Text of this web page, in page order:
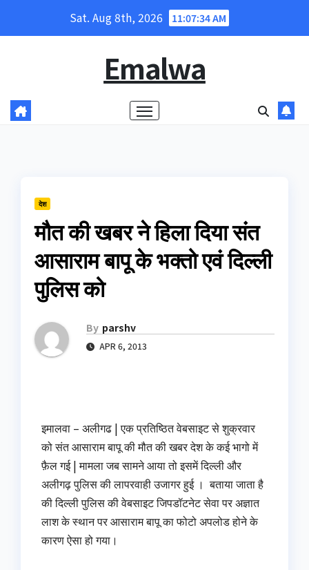
Sat. Aug 8th, 2026 11:07:34 AM
Emalwa
देश
मौत की खबर ने हिला दिया संत
आसाराम बापू के भक्तो एवं दिल्ली
पुलिस को
By parshv
APR 6, 2013
इमालवा – अलीगढ | एक प्रतिष्ठित वेबसाइट से शुक्रवार
को संत आसाराम बापू की मौत की खबर देश के कई भागो में
फ़ैल गई | मामला जब सामने आया तो इसमें द‌िल्ली और
अलीगढ़ पुलिस की लापरवाही उजागर हुई । बताया जाता है
की दिल्‍ली पुलिस की वेबसाइट जिपडॉटनेट सेवा पर अज्ञात
लाश के स्थान पर आसाराम बापू का फोटो अपलोड होने के
कारण ऐसा हो गया।